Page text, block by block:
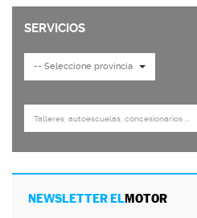
NEWSLETTER ELMOTOR